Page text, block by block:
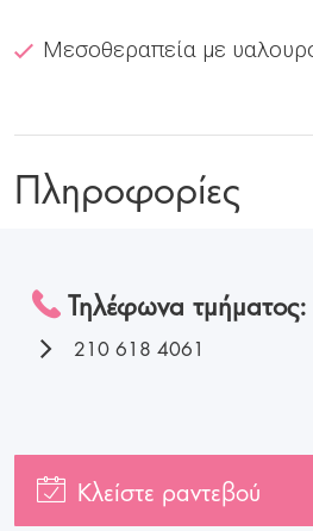
Μεσοθεραπεία με
Πληροφορίες
Τηλέφωνα τμήματος:
210 618 4061
Κλείστε ραντεβού